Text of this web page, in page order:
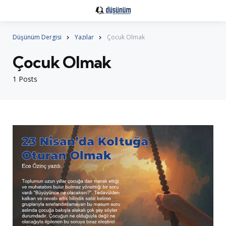
Düşünüm Dergisi Yazılar Çocuk Olmak
1 Posts
Çocuk Olmak